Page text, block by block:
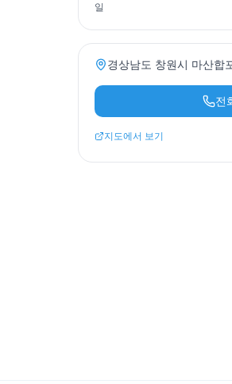
일
경상남도 창원시 마산합
전
지도에서 보기